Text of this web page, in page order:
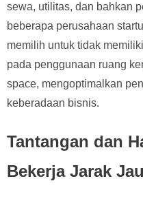
sewa, utilitas, dan bahkan
beberapa perusahaan
memilih untuk tidak
pada penggunaan ruang
space, mengoptimalkan
keberadaan bisnis.
Tantangan dan
Bekerja Jarak